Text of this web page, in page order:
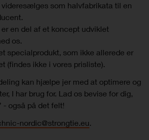
videresælges som halvfabrikata til en
en del af et koncept udviklet
os.
specialprodukt, som ikke allerede er
(findes ikke i vores prisliste).
kan hjælpe jer med at optimere og
I har brug for. Lad os bevise for dig,
- også på det felt!
nordic@strongtie.eu.